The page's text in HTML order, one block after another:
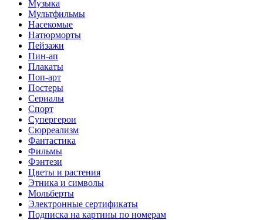
Музыка
Мультфильмы
Насекомые
Натюрморты
Пейзажи
Пин-ап
Плакаты
Поп-арт
Постеры
Сериалы
Спорт
Супергерои
Сюрреализм
Фантастика
Фильмы
Фэнтези
Цветы и растения
Этника и символы
Мольберты
Электронные сертификаты
Подписка на картины по номерам